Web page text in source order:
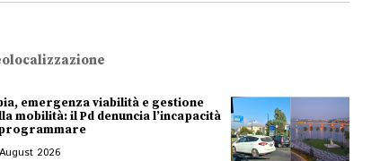
emergenza viabilità e gestione
mobilità: il Pd denuncia l’incapacità
2026